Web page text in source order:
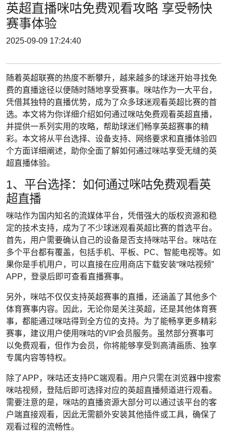
英超直播咪咕免费观看攻略 享受畅快
赛事体验
2025-09-09 17:24:40
随着英超联赛的热度不断攀升，越来越多的球迷开始寻找免
费的直播途径以便随时随地享受赛事。咪咕作为一大平台，
凭借其独特的直播优势，成为了众多球迷观看英超比赛的首
选。本文将为你详细介绍如何通过咪咕免费观看英超直播，
并提供一系列实用的攻略，帮助球迷们畅享英超赛事的精
彩。本文将从平台选择、设备支持、网络要求和直播体验四
个方面详细阐述，助你全面了解如何通过咪咕享受无缝的英
超直播体验。
1、平台选择：如何通过咪咕免费观看英
超直播
咪咕作为国内知名的流媒体平台，凭借强大的版权资源和稳
定的技术支持，成为了不少球迷观看英超比赛的首选平台。
首先，用户需要确认自己的设备是否支持咪咕平台。咪咕在
多个平台都有覆盖，包括手机、平板、PC、智能电视等。如
果你是手机用户，可以直接在应用商店下载安装“咪咕视频”
APP，登录后即可查看直播赛事。
另外，咪咕不仅仅支持英超赛事的直播，还涵盖了其他多个
体育赛事内容。因此，无论你是关注英超，还是其他体育赛
事，都能通过咪咕得到全方位的支持。为了能畅享更多精彩
赛事，建议用户使用咪咕的VIP会员服务。虽然部分赛事可
以免费观看，但作为会员，你将能够享受到高清画质、独享
专属内容等特权。
除了APP，咪咕还支持PC端观看。用户只需在浏览器中搜索
咪咕视频，登陆后即可选择对应的英超直播频道进行观看。
需要注意的是，咪咕的直播资源大部分可以通过该平台的客
户端直接观看，因此无需额外安装其他插件或工具，确保了
观看过程的流畅性。